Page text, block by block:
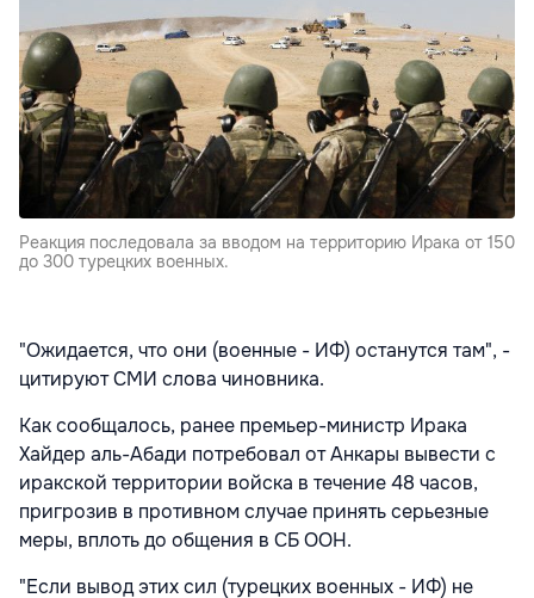
Реакция последовала за вводом на территорию Ирака от 150
до 300 турецких военных.
"Ожидается, что они (военные - ИФ) останутся там", -
цитируют СМИ слова чиновника.
Как сообщалось, ранее премьер-министр Ирака
Хайдер аль-Абади потребовал от Анкары вывести с
иракской территории войска в течение 48 часов,
пригрозив в противном случае принять серьезные
меры, вплоть до общения в СБ ООН.
"Если вывод этих сил (турецких военных - ИФ) не